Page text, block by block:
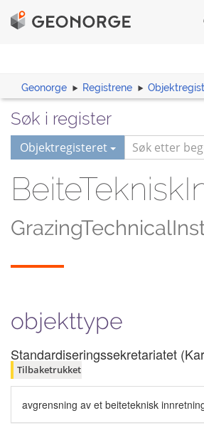
Geonorge Registrene
Søk i register
Objektregisteret
objekttype
Standardiseringssekretariatet
Tilbaketrukket
avgrensning av et beiteteknisk